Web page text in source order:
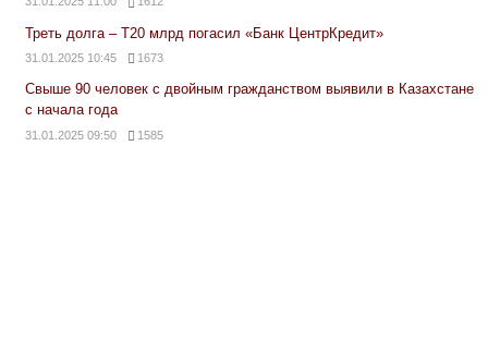
Треть долга – Т20 млрд погасил «Банк ЦентрКредит»
31.01.2025 10:45 1673
Свыше 90 человек с двойным гражданством выявили в Казахстане
с начала года
31.01.2025 09:50 1585